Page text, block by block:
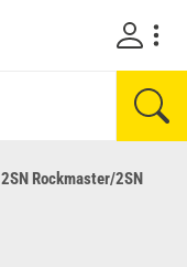
2SN Rockmaster/2SN